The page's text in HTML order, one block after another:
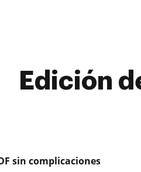
Edición
sin complicaciones